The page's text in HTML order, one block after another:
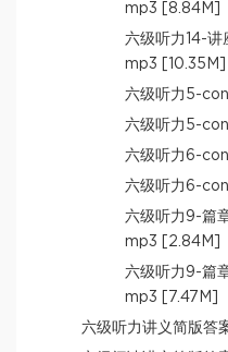
mp3 [8.84M]
六级听力14-
mp3 [10.35M]
六级听力5-
六级听力5-
六级听力6-
六级听力6-
六级听力9-篇
mp3 [2.84M]
六级听力9-篇
mp3 [7.47M]
六级听力讲义简版答